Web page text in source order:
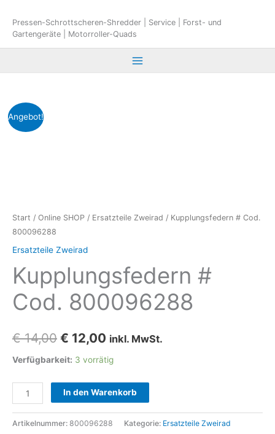
Inhalt
springen
Pressen-Schrottscheren-Shredder | Service | Forst- und
Gartengeräte | Motorroller-Quads
Angebot!
Start / Online SHOP / Ersatzteile Zweirad / Kupplungsfedern # Cod.
800096288
Ersatzteile Zweirad
Kupplungsfedern #
Cod. 800096288
€14,00 Ursprünglicher
Preis
war:
€ 14,00
€ 12,00 Aktueller
Preis
ist:
€ 12,00.
inkl. MwSt.
Verfügbarkeit: 3 vorrätig
Kupplungsfedern
#
Cod.
In den Warenkorb
Artikelnummer: 800096288 Kategorie: Ersatzteile Zweirad